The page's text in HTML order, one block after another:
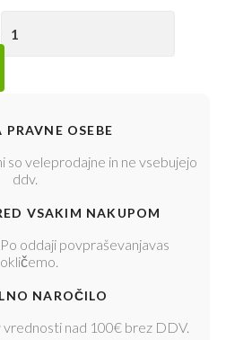
OSEBE
so veleprodajne in ne vsebujejo
ddv.
VSAKIM NAKUPOM
oddaji povpraševanjavas
NAROČILO
nad 100€ brez DDV.